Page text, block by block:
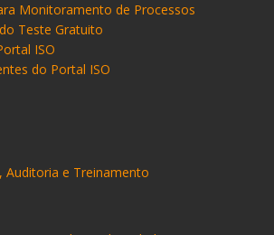
Monitoramento de Processos
Teste Gratuito
ISO
do Portal ISO
Auditoria e Treinamento